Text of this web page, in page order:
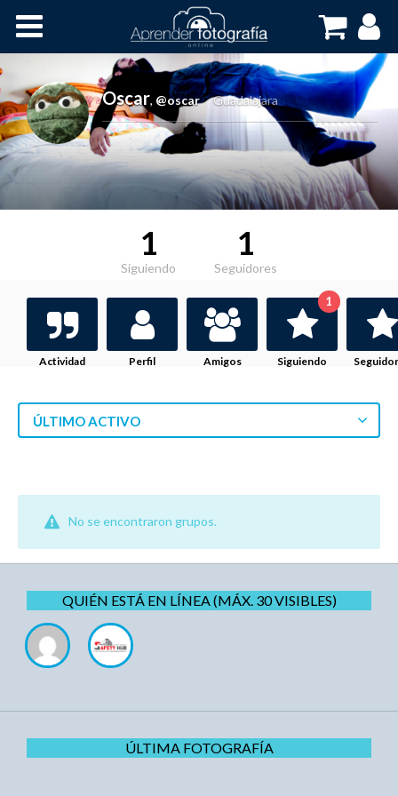
Cursos OnLine
Oscar, @oscar Guadalajara
1
Siguiendo
1
Seguidores
Actividad Perfil Amigos Siguiendo
1
ÚLTIMO ACTIVO
No se encontraron grupos.
QUIÉN ESTÁ EN LÍNEA (MÁX. 30 VISIBLES)
ÚLTIMA FOTOGRAFÍA